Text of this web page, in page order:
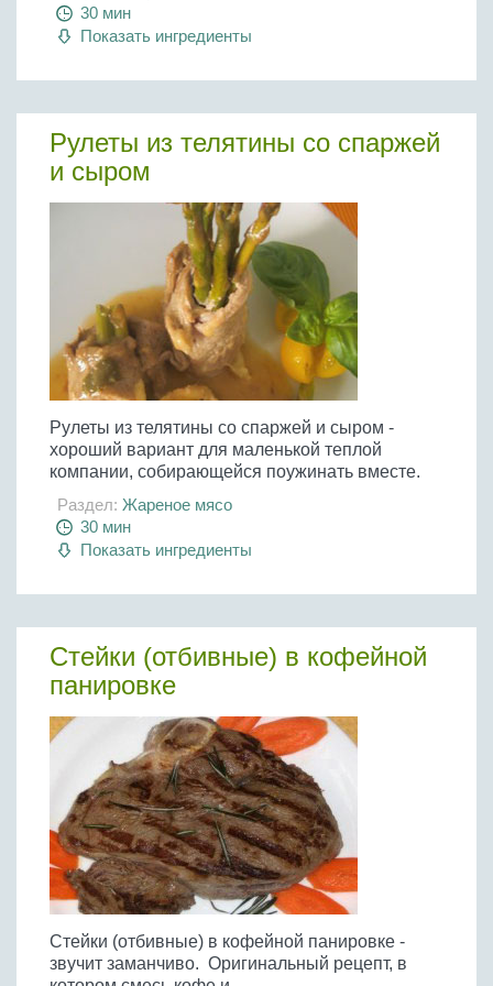
Бобовые
Яйца
Крупы
30 мин
Показать ингредиенты
Рулеты из телятины со спаржей
и сыром
Рулеты из телятины со спаржей и сыром -
хороший вариант для маленькой теплой
компании, собирающейся поужинать вместе.
Раздел: Жареное мясо
30 мин
Показать ингредиенты
Стейки (отбивные) в кофейной
панировке
Стейки (отбивные) в кофейной панировке -
звучит заманчиво. Оригинальный рецепт, в